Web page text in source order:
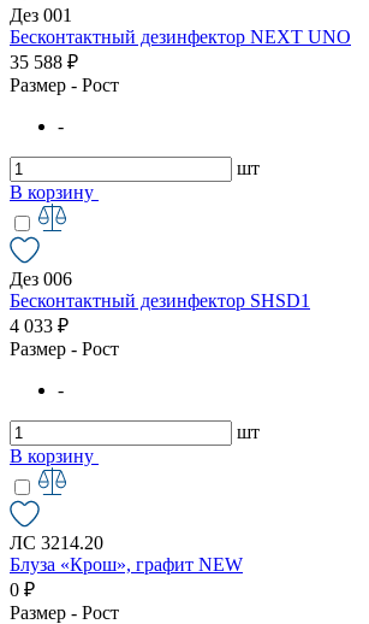
Дез 001
Бесконтактный дезинфектор NEXT UNO
35 588 ₽
Размер - Рост
-
шт
В корзину
Дез 006
Бесконтактный дезинфектор SHSD1
4 033 ₽
Размер - Рост
-
шт
В корзину
ЛС 3214.20
Блуза «Крош», графит NEW
0 ₽
Размер - Рост